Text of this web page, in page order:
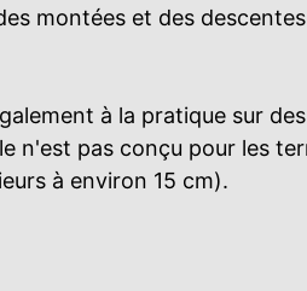
montées et des
à la pratique sur
n'est pas conçu pour les
à environ 15 cm).​